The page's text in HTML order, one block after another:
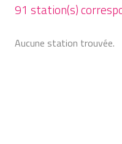
91 station(s)
Aucune station trouvée.